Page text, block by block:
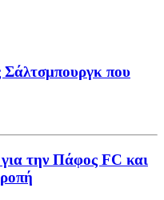
που
την Πάφος FC και